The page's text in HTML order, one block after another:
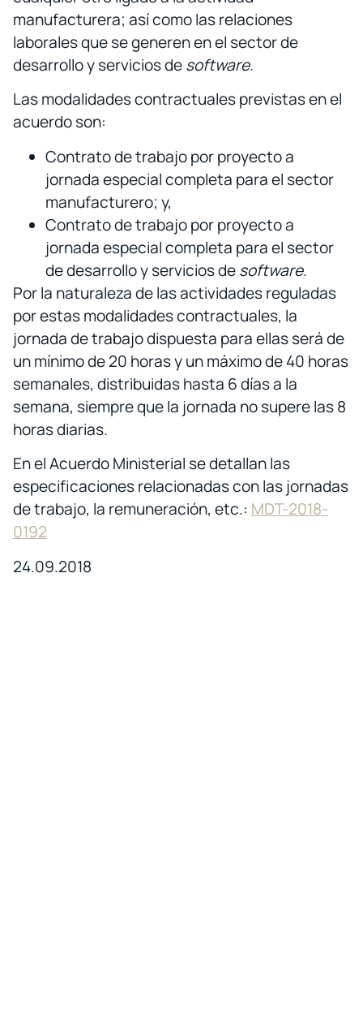
manufacturera; así como las relaciones
laborales que se generen en el sector de
desarrollo y servicios desoftware.
Las modalidades contractuales previstas en el
acuerdo son:
Contrato de trabajo por proyecto a
jornada especial completa para el sector
manufacturero; y,
Contrato de trabajo por proyecto a
jornada especial completa para el sector
de desarrollo y servicios desoftware.
Por la naturaleza de las actividades reguladas
por estas modalidades contractuales, la
jornada de trabajo dispuesta para ellas será de
un mínimo de 20 horas y un máximo de 40 horas
semanales, distribuidas hasta 6 días a la
semana, siempre que la jornada no supere las 8
horas diarias.
En el Acuerdo Ministerial se detallan las
especificaciones relacionadas con las jornadas
de trabajo, la remuneración, etc.: MDT-2018-
0192
24.09.2018